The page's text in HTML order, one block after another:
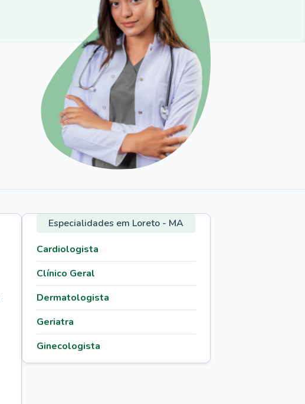
Especialidades em Loreto - MA
Cardiologista
Clínico Geral
Dermatologista
Geriatra
Ginecologista